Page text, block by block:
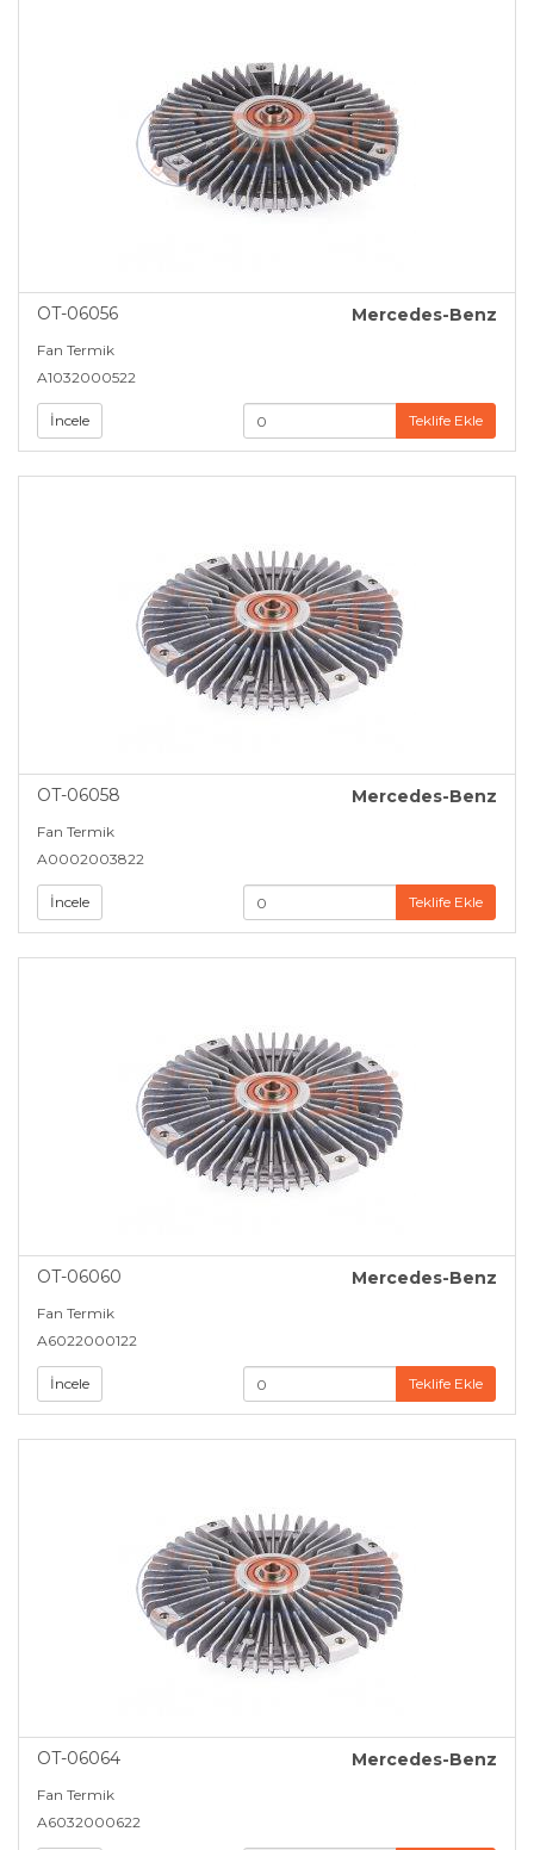
OT-06056 Mercedes-Benz
Fan Termik
A1032000522
İncele Teklife Ekle
OT-06058 Mercedes-Benz
Fan Termik
A0002003822
İncele Teklife Ekle
OT-06060 Mercedes-Benz
Fan Termik
A6022000122
İncele Teklife Ekle
OT-06064 Mercedes-Benz
Fan Termik
A6032000622